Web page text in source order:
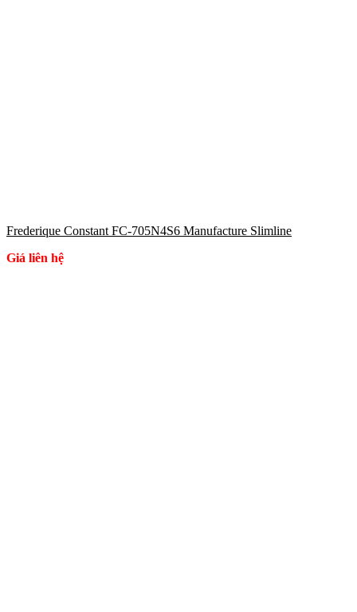
Frederique Constant FC-705N4S6 Manufacture Slimline
Giá liên hệ